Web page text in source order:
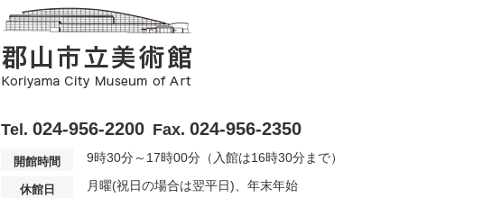
Tel. 024-956-2200 Fax. 024-956-2350
開館時間 9時30分～17時00分（入館は16時30分まで）
休館日 月曜(祝日の場合は翌平日)、年末年始